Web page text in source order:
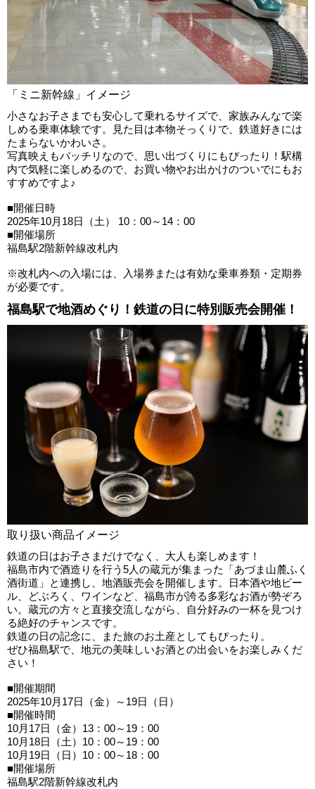
「ミニ新幹線」イメージ
小さなお子さまでも安心して乗れるサイズで、家族みんなで楽
しめる乗車体験です。見た目は本物そっくりで、鉄道好きには
たまらないかわいさ。
写真映えもバッチリなので、思い出づくりにもぴったり！駅構
内で気軽に楽しめるので、お買い物やお出かけのついでにもお
すすめですよ♪
■開催日時
2025年10月18日（土） 10：00～14：00
■開催場所
福島駅2階新幹線改札内
※改札内への入場には、入場券または有効な乗車券類・定期券
が必要です。
福島駅で地酒めぐり！鉄道の日に特別販売会開催！
取り扱い商品イメージ
鉄道の日はお子さまだけでなく、大人も楽しめます！
福島市内で酒造りを行う5人の蔵元が集まった「あづま山麓ふく
酒街道」と連携し、地酒販売会を開催します。日本酒や地ビー
ル、どぶろく、ワインなど、福島市が誇る多彩なお酒が勢ぞろ
い。蔵元の方々と直接交流しながら、自分好みの一杯を見つけ
る絶好のチャンスです。
鉄道の日の記念に、また旅のお土産としてもぴったり。
ぜひ福島駅で、地元の美味しいお酒との出会いをお楽しみくだ
さい！
■開催期間
2025年10月17日（金）～19日（日）
■開催時間
10月17日（金）13：00～19：00
10月18日（土）10：00～19：00
10月19日（日）10：00～18：00
■開催場所
福島駅2階新幹線改札内